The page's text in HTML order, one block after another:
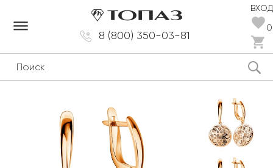
8 (800) 350-03-81
ВХОД
0
dehaze